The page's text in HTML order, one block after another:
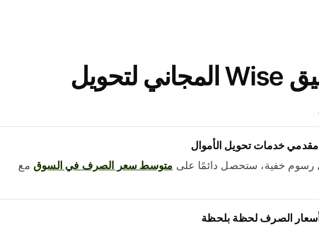
نزّل تطبيق Wise المجاني لتحويل
مقدمي خدمات تحويل الأموال
رسوم خفية، ستحصل دائمًا على متوسط ​​سعر الصرف في السوق مع
أسعار الصرف لحظة بلحظة